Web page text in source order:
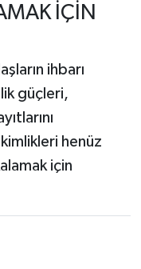
İÇİN
ihbarı
güçleri,
henüz
için